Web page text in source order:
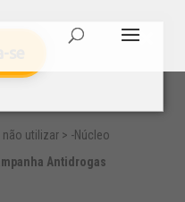
não utilizar> -Núcleo
Antidrogas